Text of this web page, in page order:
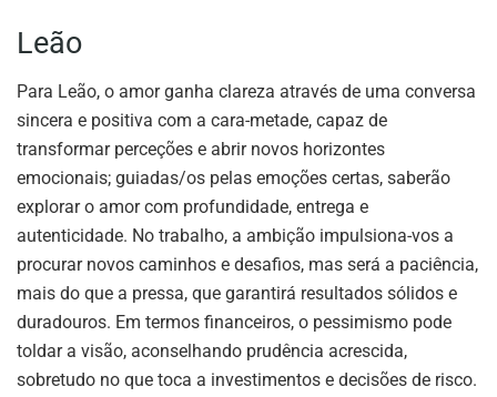
Leão
Para Leão, o amor ganha clareza através de uma conversa
sincera e positiva com a cara-metade, capaz de
transformar perceções e abrir novos horizontes
emocionais; guiadas/os pelas emoções certas, saberão
explorar o amor com profundidade, entrega e
autenticidade. No trabalho, a ambição impulsiona-vos a
procurar novos caminhos e desafios, mas será a paciência,
mais do que a pressa, que garantirá resultados sólidos e
duradouros. Em termos financeiros, o pessimismo pode
toldar a visão, aconselhando prudência acrescida,
sobretudo no que toca a investimentos e decisões de risco.